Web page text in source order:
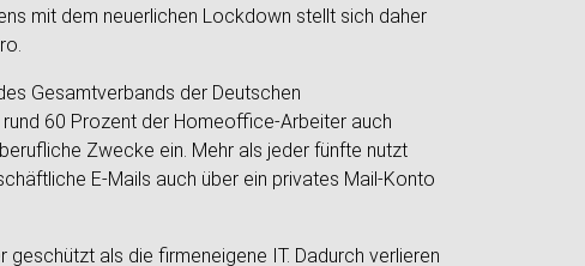
mit dem neuerlichen Lockdown stellt sich daher
Gesamtverbands der Deutschen
60 Prozent der Homeoffice-Arbeiter auch
Zwecke ein. Mehr als jeder fünfte nutzt
E-Mails auch über ein privates Mail-Konto
als die firmeneigene IT. Dadurch verlieren